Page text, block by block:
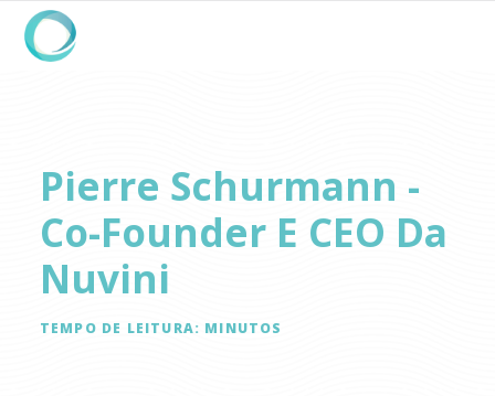
Pierre Schurmann -
Co-Founder E CEO Da
Nuvini
TEMPO DE LEITURA: MINUTOS